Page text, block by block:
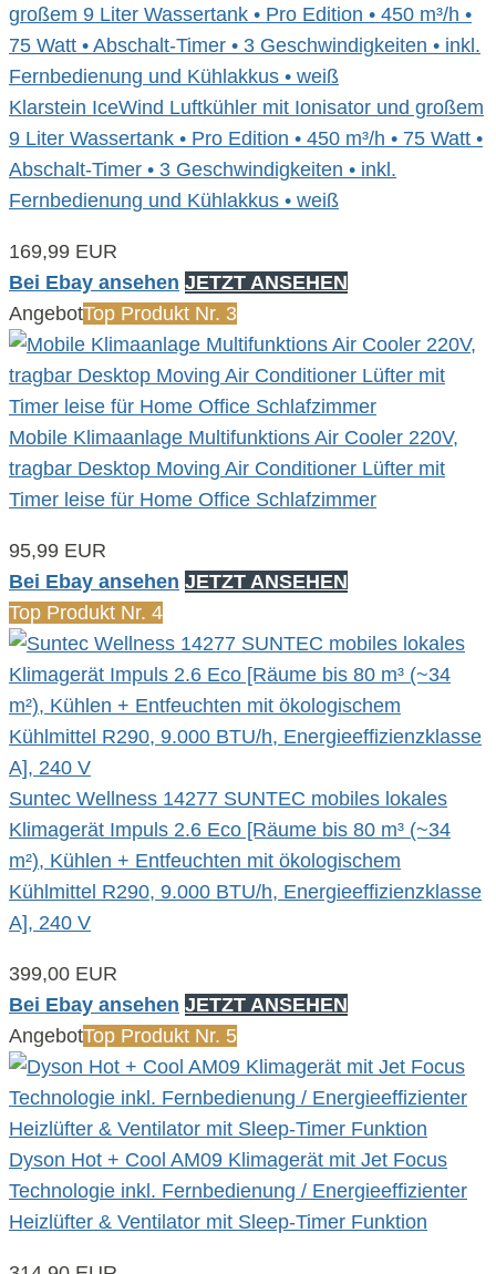
Klarstein IceWind Luftkühler mit Ionisator und großem
9 Liter Wassertank • Pro Edition • 450 m³/h • 75 Watt •
Abschalt-Timer • 3 Geschwindigkeiten • inkl.
Fernbedienung und Kühlakkus • weiß
169,99 EUR
Bei Ebay ansehen JETZT ANSEHEN
AngebotTop Produkt Nr. 3
Mobile Klimaanlage Multifunktions Air Cooler 220V,
tragbar Desktop Moving Air Conditioner Lüfter mit
Timer leise für Home Office Schlafzimmer
95,99 EUR
Bei Ebay ansehen JETZT ANSEHEN
Top Produkt Nr. 4
Suntec Wellness 14277 SUNTEC mobiles lokales
Klimagerät Impuls 2.6 Eco [Räume bis 80 m³ (~34
m²), Kühlen + Entfeuchten mit ökologischem
Kühlmittel R290, 9.000 BTU/h, Energieeffizienzklasse
A], 240 V
399,00 EUR
Bei Ebay ansehen JETZT ANSEHEN
AngebotTop Produkt Nr. 5
Dyson Hot + Cool AM09 Klimagerät mit Jet Focus
Technologie inkl. Fernbedienung / Energieeffizienter
Heizlüfter & Ventilator mit Sleep-Timer Funktion